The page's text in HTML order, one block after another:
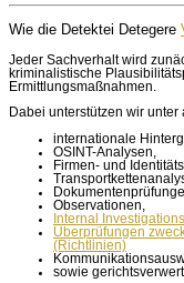
Wie die Detektei Detegere
Jeder Sachverhalt wird
kriminalistische
Ermittlungsmaßnahmen.
Dabei unterstützen wir unter
internationale
OSINT-Analysen,
Firmen- und
Observationen,
Internal
Überprüfungen
(Richtlinien)
sowie